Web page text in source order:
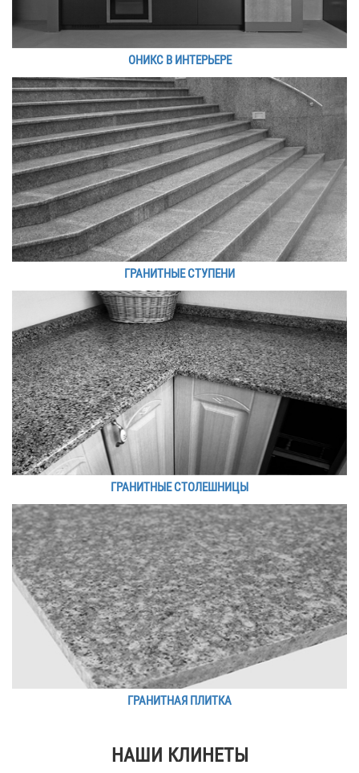
ОНИКС В ИНТЕРЬЕРЕ
ГРАНИТНЫЕ СТУПЕНИ
ГРАНИТНЫЕ СТОЛЕШНИЦЫ
ГРАНИТНАЯ ПЛИТКА
НАШИ КЛИНЕТЫ